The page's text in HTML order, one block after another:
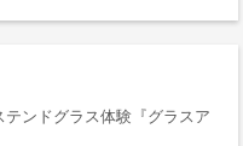
テンドグラス体験『グラスア